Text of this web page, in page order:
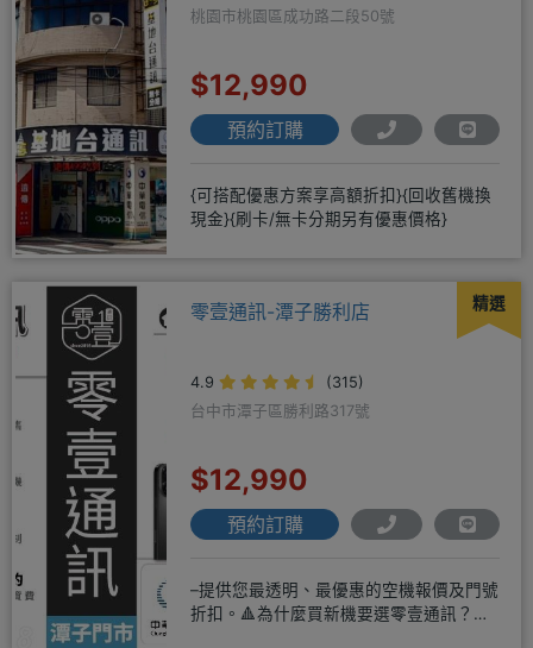
桃園市桃園區成功路二段50號
$12,990
預約訂購
{可搭配優惠方案享高額折扣}{回收舊機換
現金}{刷卡/無卡分期另有優惠價格}
精選
零壹通訊-潭子勝利店
4.9
(315)
台中市潭子區勝利路317號
$12,990
預約訂購
–提供您最透明、最優惠的空機報價及門號
折扣。🔺為什麼買新機要選零壹通訊？